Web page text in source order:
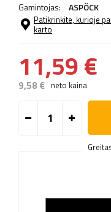
Gamintojas: ASPÖCK
Patikrinkite, kurioje
karto
11,59 €
9,58 € neto kaina